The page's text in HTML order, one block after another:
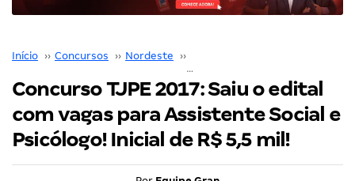
Início ›› Concursos ›› Nordeste ››
Concurso TJPE 2017: Saiu o edital
com vagas para Assistente Social e
Psicólogo! Inicial de R$ 5,5 mil!